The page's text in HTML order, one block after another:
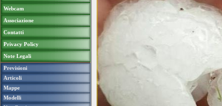
Webcam
Associazione
Contatti
Privacy Policy
Note Legali
Previsioni
Articoli
Mappe
Modelli